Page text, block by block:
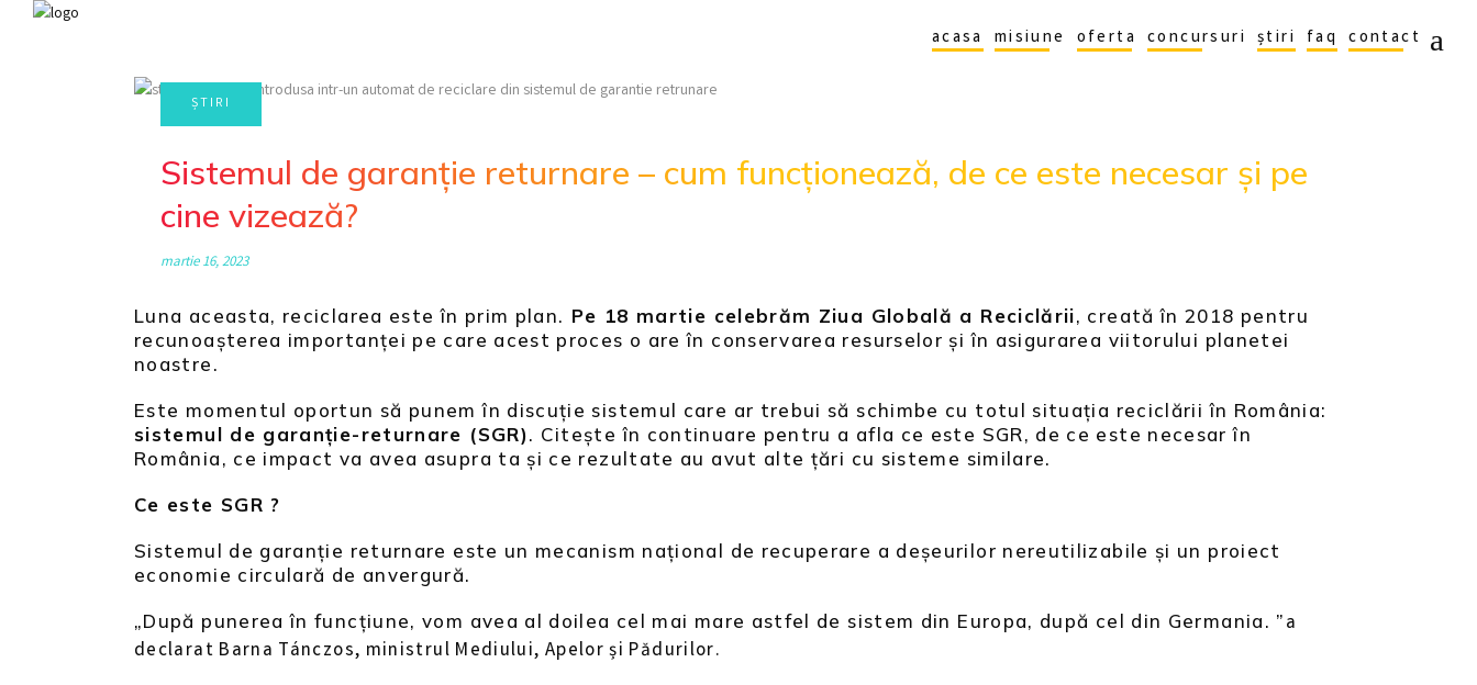
acasa misiune oferta concursuri știri faq contact
Sistemul de garanție returnare – cum funcționează, de ce este necesar și pe
cine vizează?
martie 16, 2023
Luna aceasta, reciclarea este în prim plan. Pe 18 martie celebrăm Ziua Globală a Reciclării, creată în 2018 pentru
recunoașterea importanței pe care acest proces o are în conservarea resurselor și în asigurarea viitorului planetei
noastre.
Este momentul oportun să punem în discuție sistemul care ar trebui să schimbe cu totul situația reciclării în România:
sistemul de garanție-returnare (SGR). Citește în continuare pentru a afla ce este SGR, de ce este necesar în
România, ce impact va avea asupra ta și ce rezultate au avut alte țări cu sisteme similare.
Ce este SGR ?
Sistemul de garanție returnare este un mecanism național de recuperare a deșeurilor nereutilizabile și un proiect
economie circulară de anvergură.
„După punerea în funcțiune, vom avea al doilea cel mai mare astfel de sistem din Europa, după cel din Germania. ”a
declarat Barna Tánczos, ministrul Mediului, Apelor și Pădurilor.